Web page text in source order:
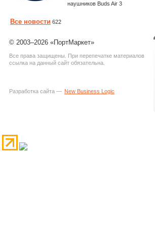
наушников Buds Air 3
Все новости 622
© 2003–2026 «ПортМаркет»
Все права защищены. При перепечатке материалов
ссылка на данный сайт обязательна.
Разработка сайта — New Business Logic